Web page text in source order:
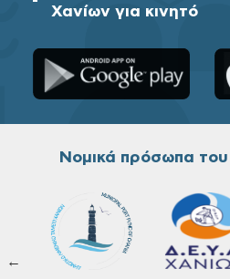
Χανίων για κινητό
Νομικά πρόσωπα
←